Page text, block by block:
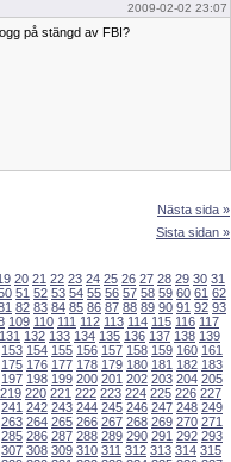
2009-02-02 23:07
på stängd av FBI?
Nästa sida »
Sista sidan »
20 21 22 23 24 25 26 27 28 29 30 31
51 52 53 54 55 56 57 58 59 60 61 62
82 83 84 85 86 87 88 89 90 91 92 93
109 110 111 112 113 114 115 116 117
131 132 133 134 135 136 137 138 139
153 154 155 156 157 158 159 160 161
175 176 177 178 179 180 181 182 183
197 198 199 200 201 202 203 204 205
219 220 221 222 223 224 225 226 227
241 242 243 244 245 246 247 248 249
263 264 265 266 267 268 269 270 271
285 286 287 288 289 290 291 292 293
307 308 309 310 311 312 313 314 315